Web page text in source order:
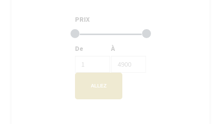
PRIX
De À
ALLEZ